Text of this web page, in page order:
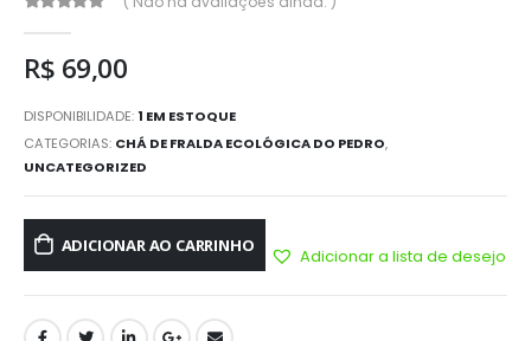
R$ 69,00
DISPONIBILIDADE:1 EM ESTOQUE
CATEGORIAS: CHÁ DE FRALDA ECOLÓGICA DO PEDRO,
UNCATEGORIZED
ADICIONAR AO CARRINHO
Adicionar a lista de desejo